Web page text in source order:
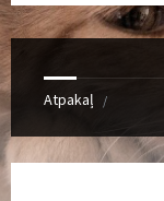
Atpakaļ /